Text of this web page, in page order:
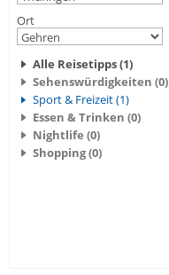
Ort
Alle Reisetipps (1)
Sehenswürdigkeiten (0)
Sport & Freizeit (1)
Essen & Trinken (0)
Nightlife (0)
Shopping (0)